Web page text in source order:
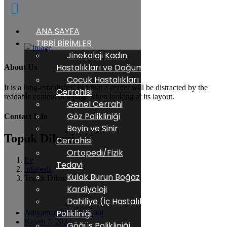
About Us
It is a long-established fact that a reader will be distracted by the
readable content of a page when looking at its layout.
Contact Info
Topuk Dikeni
Ev
ortopedi
Topuk Dikeni
Adıyaman Park Hospital
Kasım 7, 2024
ANA SAYFA
TIBBİ BİRİMLER
Jinekoloji Kadın
Hastalıkları ve Doğum
Cocuk Hastalıkları ve
Cerrahisi
Genel Cerrahi
Göz Polikliniği
Beyin ve Sinir
Cerrahisi
Ortopedi/Fizik
Tedavi
Kulak Burun Boğaz
Kardiyoloji
Dahiliye (İç Hastalıkları)
Polikliniği